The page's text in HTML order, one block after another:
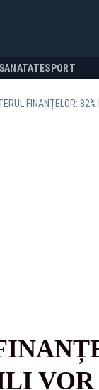
SANATATESPORT
FINANȚELOR: